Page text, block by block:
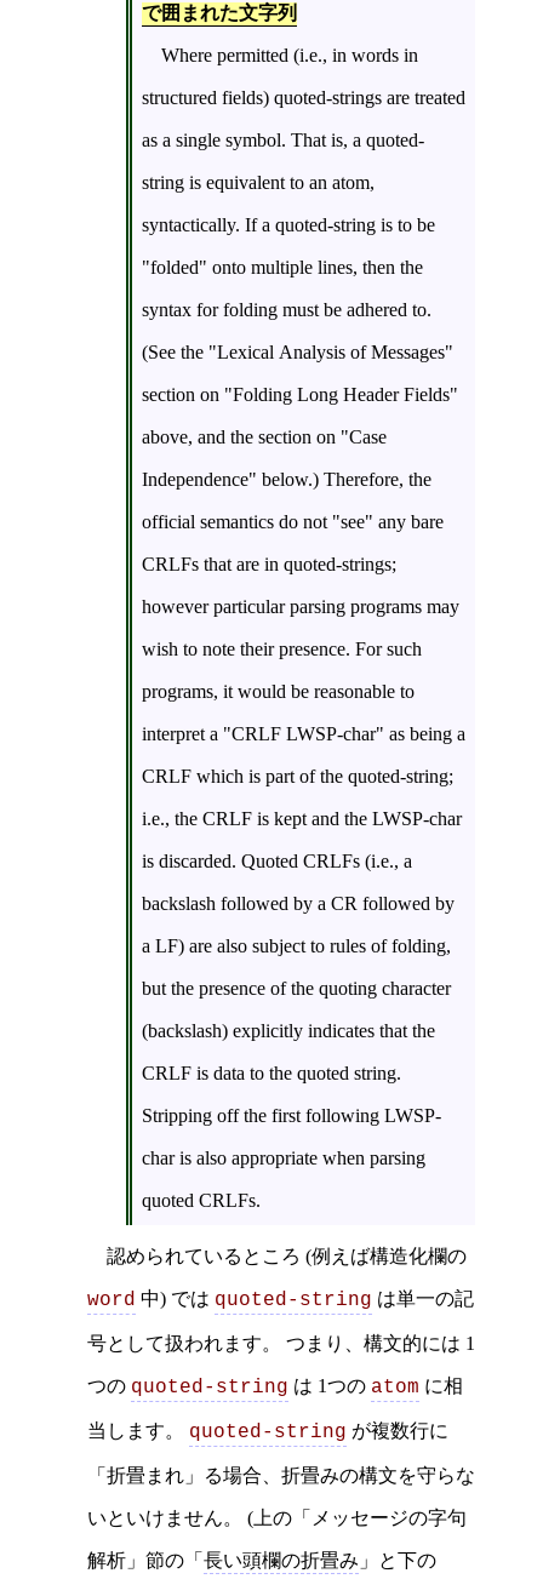
で囲まれた文字列
Where permitted (i.e., in words in
structured fields) quoted-strings are treated
as a single symbol. That is, a quoted-
string is equivalent to an atom,
syntactically. If a quoted-string is to be
"folded" onto multiple lines, then the
syntax for folding must be adhered to.
(See the "Lexical Analysis of Messages"
section on "Folding Long Header Fields"
above, and the section on "Case
Independence" below.) Therefore, the
official semantics do not "see" any bare
CRLFs that are in quoted-strings;
however particular parsing programs may
wish to note their presence. For such
programs, it would be reasonable to
interpret a "CRLF LWSP-char" as being a
CRLF which is part of the quoted-string;
i.e., the CRLF is kept and the LWSP-char
is discarded. Quoted CRLFs (i.e., a
backslash followed by a CR followed by
a LF) are also subject to rules of folding,
but the presence of the quoting character
(backslash) explicitly indicates that the
CRLF is data to the quoted string.
Stripping off the first following LWSP-
char is also appropriate when parsing
quoted CRLFs.
認められているところ (例えば構造化欄の
word 中) では quoted-string は単一の記
号として扱われます。 つまり、構文的には 1
つの quoted-string は 1つの atom に相
当します。 quoted-string が複数行に
「折畳まれ」る場合、折畳みの構文を守らな
いといけません。 (上の「メッセージの字句
解析」節の「 長い頭欄の折畳み 」と下の